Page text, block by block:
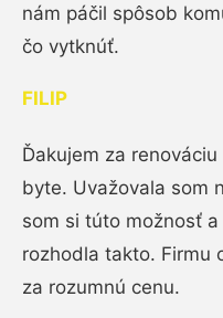
nám páčil spôsob
čo vytknúť.
FILIP
Ďakujem za
byte. Uvažovala som
som si túto možnosť
rozhodla takto. Firmu
za rozumnú cenu.